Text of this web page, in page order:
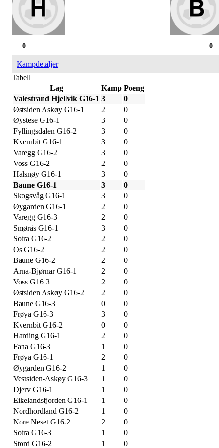
0
0
Kampdetaljer
Tabell
Lag
Kamp Poeng
Valestrand Hjellvik G16-1 3
0
Østsiden Askøy G16-1
2
0
Øystese G16-1
3
0
Fyllingsdalen G16-2
3
0
Kvernbit G16-1
3
0
Varegg G16-2
3
0
Voss G16-2
2
0
Halsnøy G16-1
3
0
Baune G16-1
3
0
Skogsvåg G16-1
3
0
Øygarden G16-1
2
0
Varegg G16-3
2
0
Smørås G16-1
3
0
Sotra G16-2
2
0
Os G16-2
2
0
Baune G16-2
2
0
Arna-Bjørnar G16-1
2
0
Voss G16-3
2
0
Østsiden Askøy G16-2
2
0
Baune G16-3
0
0
Frøya G16-3
3
0
Kvernbit G16-2
0
0
Harding G16-1
2
0
Fana G16-3
1
0
Frøya G16-1
2
0
Øygarden G16-2
1
0
Vestsiden-Askøy G16-3
1
0
Djerv G16-1
1
0
Eikelandsfjorden G16-1
1
0
Nordhordland G16-2
1
0
Nore Neset G16-2
2
0
Sotra G16-3
1
0
Stord G16-2
1
0